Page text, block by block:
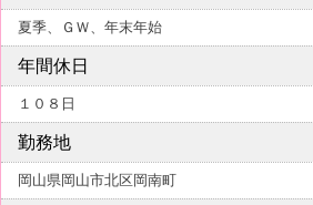
夏季、ＧＷ、年末年始
年間休日
１０８日
勤務地
岡山県岡山市北区岡南町